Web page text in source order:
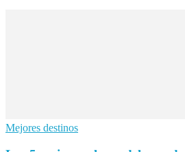
Mejores destinos